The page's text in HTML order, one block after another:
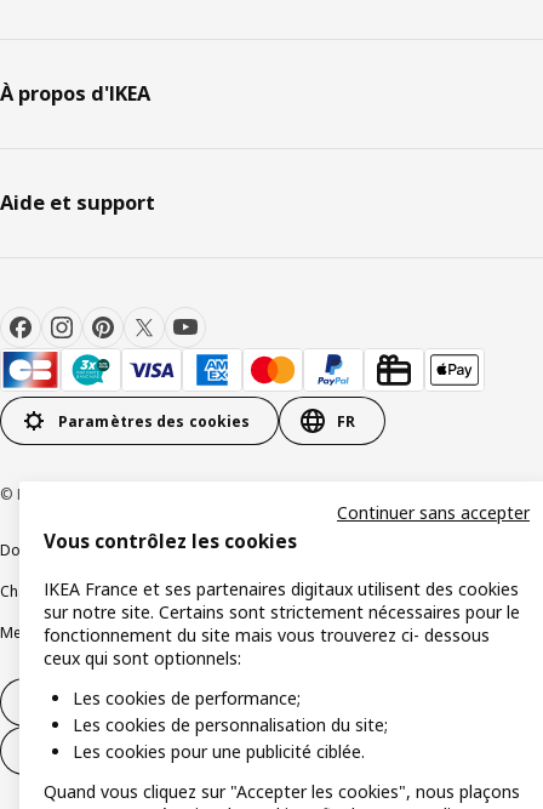
À propos d'IKEA
Aide et support
Paramètres des cookies FR
© Inter IKEA Systems B.V 1999-2026
Documents juridiques et informations légales
Charte de protection des donnéesPolitique relative aux cookies
Mentions légalesAlertes fraudeRappel produitAccessibilité : non conforme
Formulaire de rétractation – produits
Formulaire de rétractation – services
Vous contrôlez les cookies
IKEA France et ses partenaires digitaux utilisent des cookies
sur notre site. Certains sont strictement nécessaires pour le
fonctionnement du site mais vous trouverez ci- dessous
ceux qui sont optionnels:
Les cookies de performance;
Les cookies de personnalisation du site;
Les cookies pour une publicité ciblée.
Quand vous cliquez sur "Accepter les cookies", nous plaçons
Continuer sans accepter